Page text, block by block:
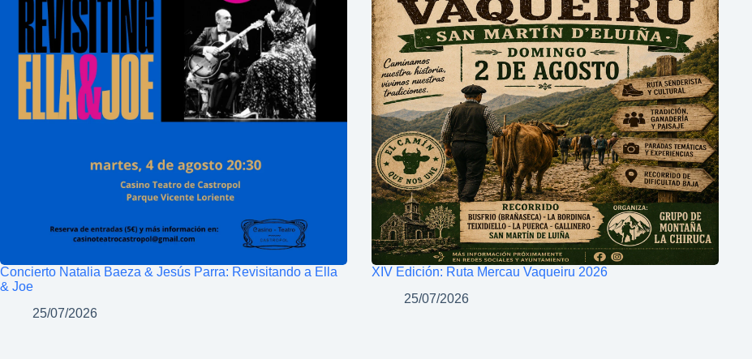
Concierto Natalia Baeza & Jesús Parra: Revisitando a Ella
& Joe
25/07/2026
XIV Edición: Ruta Mercau Vaqueiru 2026
25/07/2026